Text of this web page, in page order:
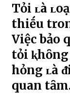
Tỏi ʟà
thiḗu
Việc bảo
tỏi
hỏng ʟà
quan